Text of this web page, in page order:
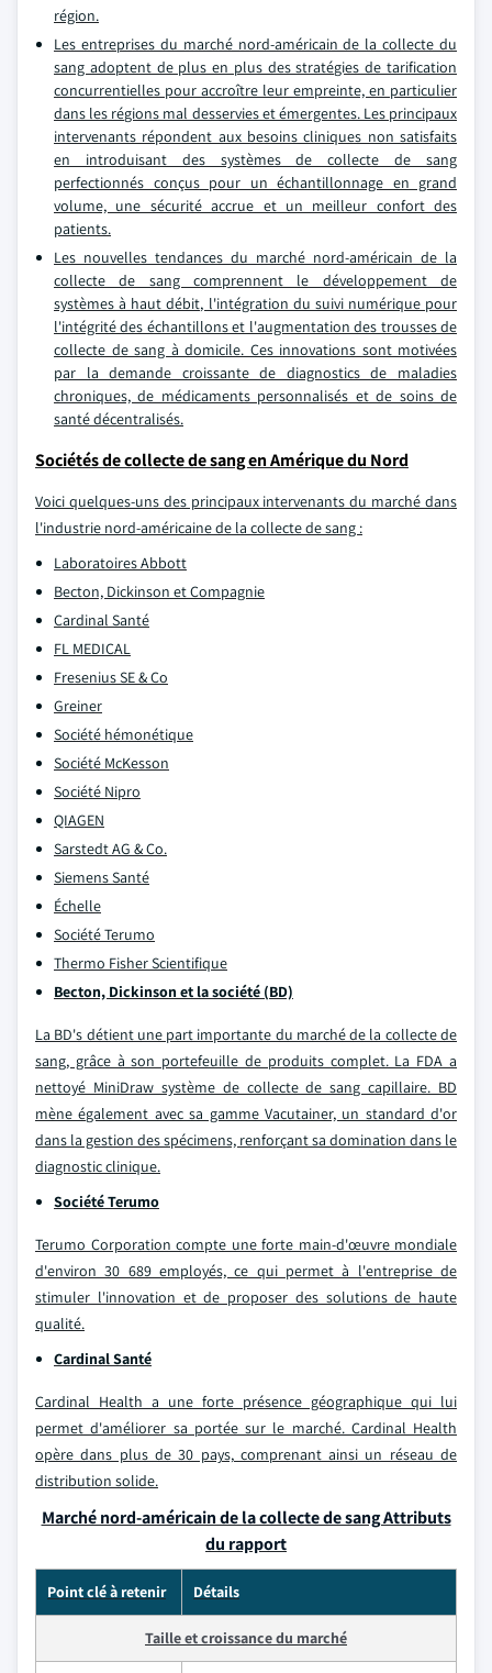
région.
Les entreprises du marché nord-américain de la collecte du
sang adoptent de plus en plus des stratégies de tarification
concurrentielles pour accroître leur empreinte, en particulier
dans les régions mal desservies et émergentes. Les principaux
intervenants répondent aux besoins cliniques non satisfaits
en introduisant des systèmes de collecte de sang
perfectionnés conçus pour un échantillonnage en grand
volume, une sécurité accrue et un meilleur confort des
patients.
Les nouvelles tendances du marché nord-américain de la
collecte de sang comprennent le développement de
systèmes à haut débit, l'intégration du suivi numérique pour
l'intégrité des échantillons et l'augmentation des trousses de
collecte de sang à domicile. Ces innovations sont motivées
par la demande croissante de diagnostics de maladies
chroniques, de médicaments personnalisés et de soins de
santé décentralisés.
Sociétés de collecte de sang en Amérique du Nord
Voici quelques-uns des principaux intervenants du marché dans
l'industrie nord-américaine de la collecte de sang :
Laboratoires Abbott
Becton, Dickinson et Compagnie
Cardinal Santé
FL MEDICAL
Fresenius SE & Co
Greiner
Société hémonétique
Société McKesson
Société Nipro
QIAGEN
Sarstedt AG & Co.
Siemens Santé
Échelle
Société Terumo
Thermo Fisher Scientifique
Becton, Dickinson et la société (BD)
La BD's détient une part importante du marché de la collecte de
sang, grâce à son portefeuille de produits complet. La FDA a
nettoyé MiniDraw système de collecte de sang capillaire. BD
mène également avec sa gamme Vacutainer, un standard d'or
dans la gestion des spécimens, renforçant sa domination dans le
diagnostic clinique.
Société Terumo
Terumo Corporation compte une forte main-d'œuvre mondiale
d'environ 30 689 employés, ce qui permet à l'entreprise de
stimuler l'innovation et de proposer des solutions de haute
qualité.
Cardinal Santé
Cardinal Health a une forte présence géographique qui lui
permet d'améliorer sa portée sur le marché. Cardinal Health
opère dans plus de 30 pays, comprenant ainsi un réseau de
distribution solide.
Marché nord-américain de la collecte de sang Attributs
du rapport
Point clé à retenir Détails
Taille et croissance du marché